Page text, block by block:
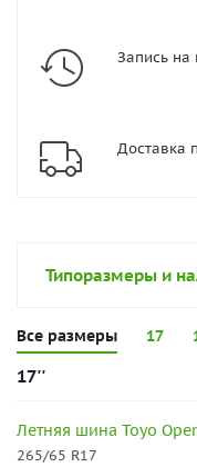
Запись
Доставка
Типоразмеры и
Все размеры 17
17''
Летняя шина Toyo
265/65 R17